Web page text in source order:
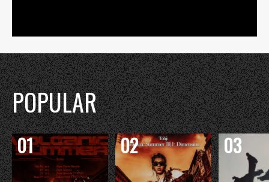
POPULAR